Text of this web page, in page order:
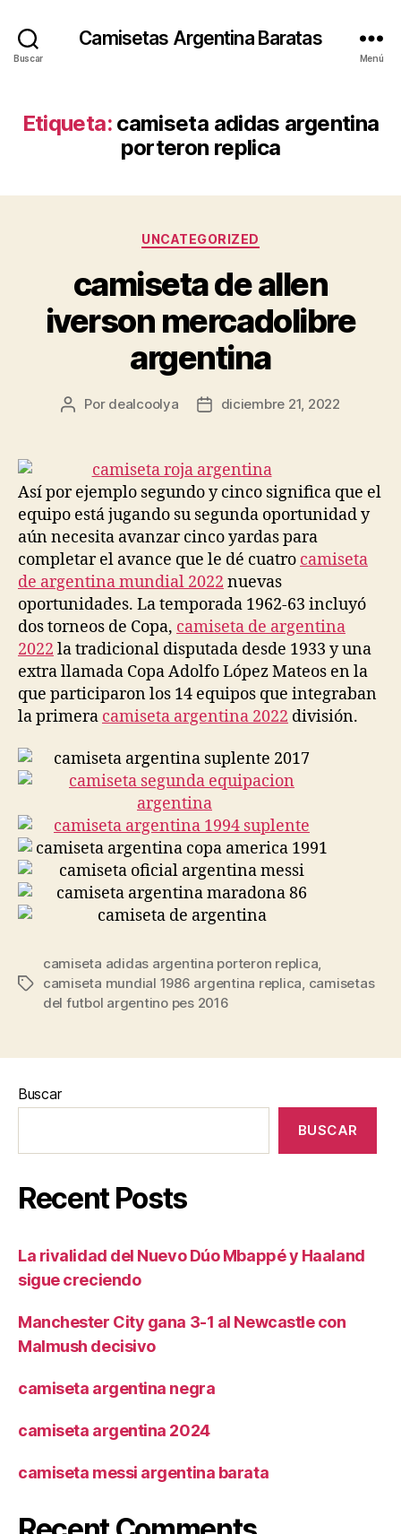
Buscar
Camisetas Argentina Baratas
Menú
Etiqueta: camiseta adidas argentina
porteron replica
Categorías
UNCATEGORIZED
camiseta de allen
iverson mercadolibre
argentina
Autor
entrada
Por dealcoolya
Fecha
entrada
diciembre 21, 2022
Así por ejemplo segundo y cinco significa que el
equipo está jugando su segunda oportunidad y
aún necesita avanzar cinco yardas para
completar el avance que le dé cuatro camiseta
de argentina mundial 2022 nuevas
oportunidades. La temporada 1962-63 incluyó
dos torneos de Copa, camiseta de argentina
2022 la tradicional disputada desde 1933 y una
extra llamada Copa Adolfo López Mateos en la
que participaron los 14 equipos que integraban
la primera camiseta argentina 2022 división.
Etiquetas
camiseta adidas argentina porteron replica,
camiseta mundial 1986 argentina replica, camisetas
del futbol argentino pes 2016
Buscar
BUSCAR
Recent Posts
La rivalidad del Nuevo Dúo Mbappé y Haaland
sigue creciendo
Manchester City gana 3-1 al Newcastle con
Malmush decisivo
camiseta argentina negra
camiseta argentina 2024
camiseta messi argentina barata